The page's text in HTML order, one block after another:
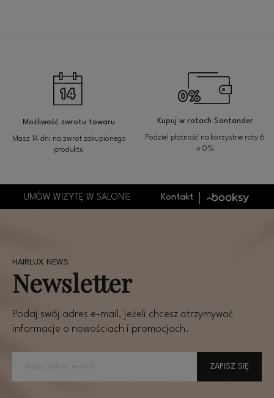
Możliwość zwrotu towaru
Masz 14 dni na zwrot zakupionego
produktu
Kupuj w ratach Santander
Podziel płatność na korzystne raty 6
x 0%
UMÓW WIZYTĘ W SALONIE Kontakt
Newsletter
Podaj swój adres e-mail, jeżeli chcesz otrzymywać
informacje o nowościach i promocjach.
ZAPISZ SIĘ